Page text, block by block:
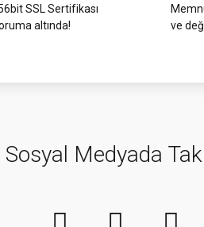
SSL Sertifikası
altında!
ve
Sosyal Medyada